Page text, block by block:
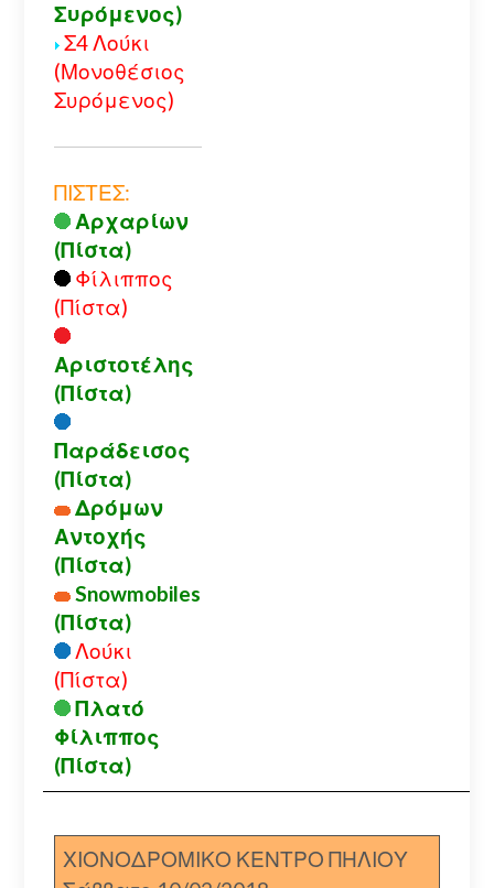
Συρόμενος)
Σ4 Λούκι
(Μονοθέσιος
Συρόμενος)
ΠΙΣΤΕΣ:
Αρχαρίων
(Πίστα)
Φίλιππος
(Πίστα)
Αριστοτέλης
(Πίστα)
Παράδεισος
(Πίστα)
Δρόμων
Αντοχής
(Πίστα)
Snowmobiles
(Πίστα)
Λούκι
(Πίστα)
Πλατό
Φίλιππος
(Πίστα)
ΧΙΟΝΟΔΡΟΜΙΚΟ ΚΕΝΤΡΟ ΠΗΛΙΟΥ